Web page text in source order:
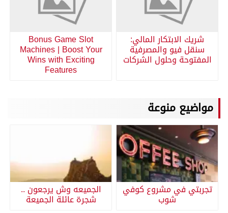
شريك الابتكار المالي:
سنقل فيو والمصرفية
المفتوحة وحلول الشركات
Bonus Game Slot
Machines | Boost Your
Wins with Exciting
Features
مواضيع منوعة
تجربتي في مشروع كوفي
شوب
الجميعه وش يرجعون ..
شجرة عائلة الجميعة